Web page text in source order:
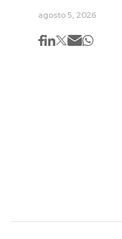
agosto 5, 2026